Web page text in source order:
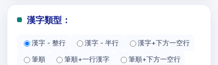
漢字類型：
漢字 - 整行 漢字 - 半行
漢字+下方一空行
筆順
筆順+一行漢字
筆順+下方一空行